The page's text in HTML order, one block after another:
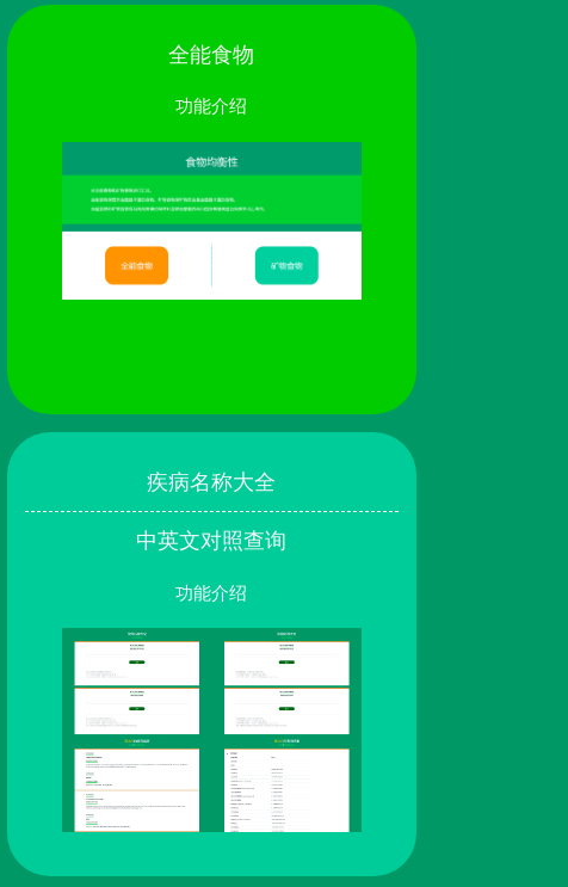
全能食物
功能介绍
疾病名称大全
中英文对照查询
功能介绍